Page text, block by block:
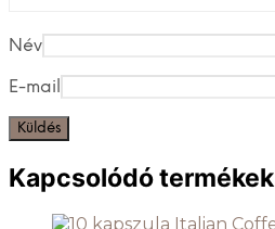
Név
E-mail
Kapcsolódó termékek